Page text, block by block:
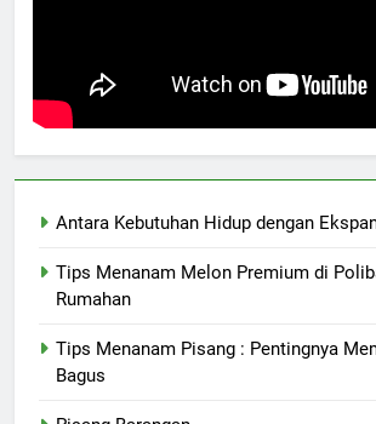
Antara Kebutuhan Hidup dengan
Tips Menanam Melon Premium di
Rumahan
Tips Menanam Pisang : Pentingnya
Bagus